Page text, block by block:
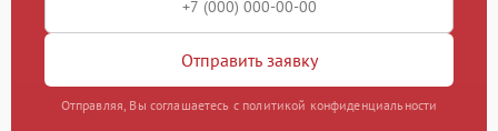
Отправить заявку
Отправляя, Вы соглашаетесь с политикой конфиденциальности